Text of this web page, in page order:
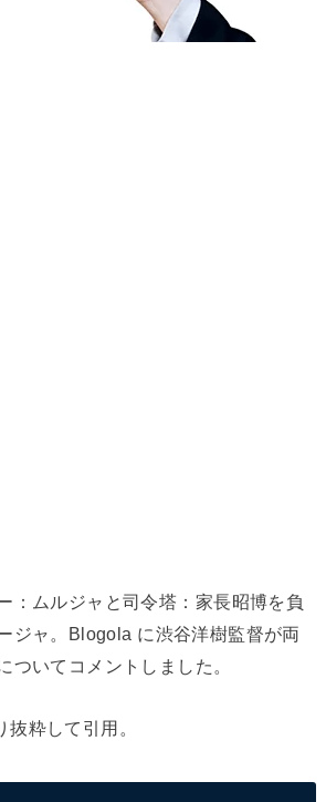
：ムルジャと司令塔：家長昭博を負
ジャ。Blogola に渋谷洋樹監督が両
ついてコメントしました。
粋して引用。